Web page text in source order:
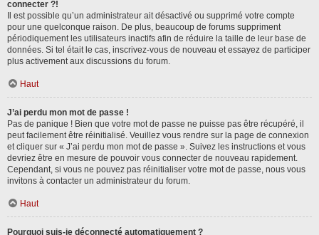
connecter ?!
Il est possible qu’un administrateur ait désactivé ou supprimé votre compte
pour une quelconque raison. De plus, beaucoup de forums suppriment
périodiquement les utilisateurs inactifs afin de réduire la taille de leur base de
données. Si tel était le cas, inscrivez-vous de nouveau et essayez de participer
plus activement aux discussions du forum.
Haut
J’ai perdu mon mot de passe !
Pas de panique ! Bien que votre mot de passe ne puisse pas être récupéré, il
peut facilement être réinitialisé. Veuillez vous rendre sur la page de connexion
et cliquer sur « J’ai perdu mon mot de passe ». Suivez les instructions et vous
devriez être en mesure de pouvoir vous connecter de nouveau rapidement.
Cependant, si vous ne pouvez pas réinitialiser votre mot de passe, nous vous
invitons à contacter un administrateur du forum.
Haut
Pourquoi suis-je déconnecté automatiquement ?